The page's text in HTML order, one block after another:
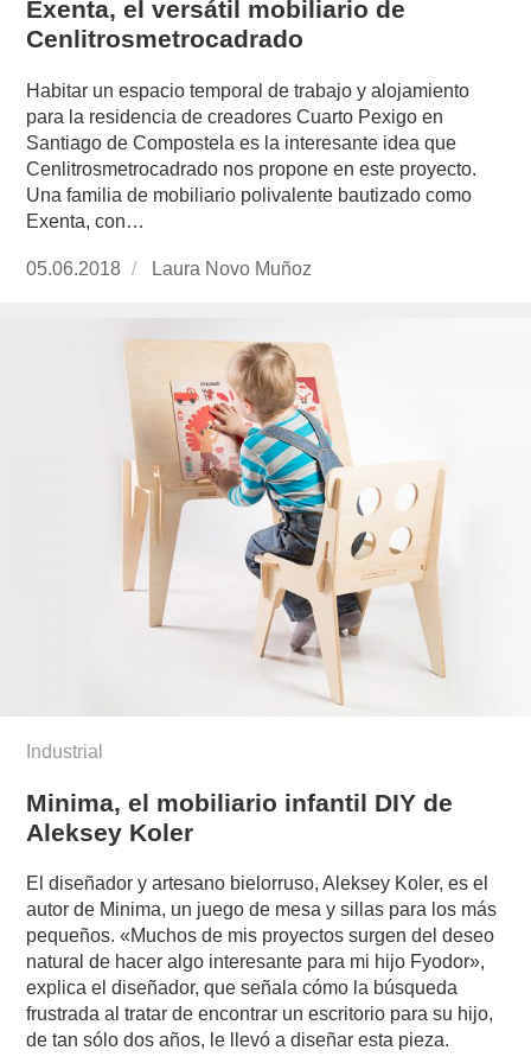
Exenta, el versátil mobiliario de
Cenlitrosmetrocadrado
Habitar un espacio temporal de trabajo y alojamiento
para la residencia de creadores Cuarto Pexigo en
Santiago de Compostela es la interesante idea que
Cenlitrosmetrocadrado nos propone en este proyecto.
Una familia de mobiliario polivalente bautizado como
Exenta, con…
Publicado
05.06.2018
https://www.experimenta.es/author/laura-
Laura Novo Muñoz
Industrial
Minima, el mobiliario infantil DIY de
Aleksey Koler
El diseñador y artesano bielorruso, Aleksey Koler, es el
autor de Minima, un juego de mesa y sillas para los más
pequeños. «Muchos de mis proyectos surgen del deseo
natural de hacer algo interesante para mi hijo Fyodor»,
explica el diseñador, que señala cómo la búsqueda
frustrada al tratar de encontrar un escritorio para su hijo,
de tan sólo dos años, le llevó a diseñar esta pieza.